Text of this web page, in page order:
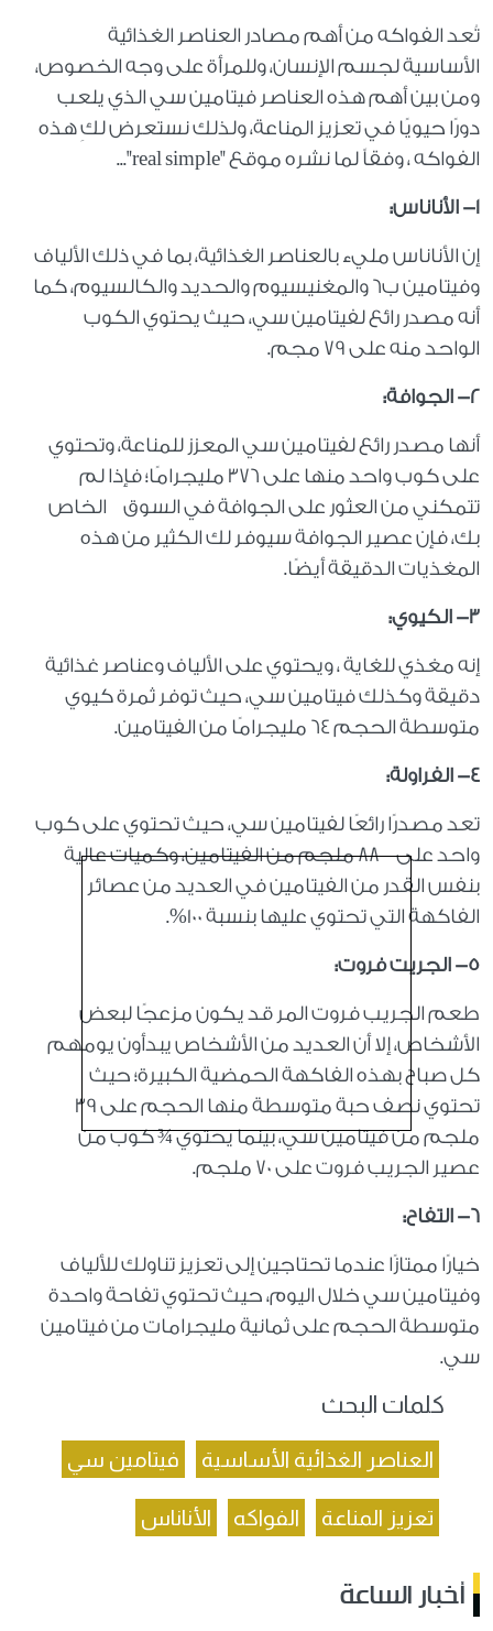
تُعد الفواكه من أهم مصادر العناصر الغذائية
الأساسية لجسم الإنسان، وللمرأة على وجه الخصوص،
ومن بين أهم هذه العناصر فيتامين سي الذي يلعب
دورًا حيويًا في تعزيز المناعة، ولذلك نستعرض لكِ هذه
الفواكه ، وفقاً لما نشره موقع "real simple
"...
1- الأناناس:
إن الأناناس مليء بالعناصر الغذائية، بما في ذلك الألياف
وفيتامين ب6 والمغنيسيوم والحديد والكالسيوم، كما
أنه مصدر رائع لفيتامين سي، حيث يحتوي الكوب
الواحد منه على 79 مجم.
٢- الجوافة:
أنها مصدر رائع لفيتامين سي المعزز للمناعة، وتحتوي
على كوب واحد منها على 376 مليجرامًا؛ فإذا لم
تتمكني من العثور على الجوافة في السوق الخاص
بك، فإن عصير الجوافة سيوفر لك الكثير من هذه
المغذيات الدقيقة أيضًا.
٣- الكيوي:
إنه مغذي للغاية ، ويحتوي على الألياف وعناصر غذائية
دقيقة وكذلك فيتامين سي، حيث توفر ثمرة كيوي
متوسطة الحجم 64 مليجرامًا من الفيتامين.
٤- الفراولة:
تعد مصدرًا رائعًا لفيتامين سي، حيث تحتوي على كوب
واحد على 88 ملجم من الفيتامين، وكميات عالية
بنفس القدر من الفيتامين في العديد من عصائر
الفاكهة التي تحتوي عليها بنسبة 100%.
٥- الجريت فروت:
طعم الجريب فروت المر قد يكون مزعجًا لبعض
الأشخاص، إلا أن العديد من الأشخاص يبدأون يومهم
كل صباح بهذه الفاكهة الحمضية الكبيرة؛ حيث
تحتوي نصف حبة متوسطة منها الحجم على 39
ملجم من فيتامين سي، بينما يحتوي ¾ كوب من
عصير الجريب فروت على 70 ملجم.
٦- التفاح:
خيارًا ممتازًا عندما تحتاجين إلى تعزيز تناولك للألياف
وفيتامين سي خلال اليوم، حيث تحتوي تفاحة واحدة
متوسطة الحجم على ثمانية مليجرامات من فيتامين
سي.
كلمات البحث
العناصر الغذائية الأساسية فيتامين سي
تعزيز المناعة الفواكه الأناناس
أخبار الساعة